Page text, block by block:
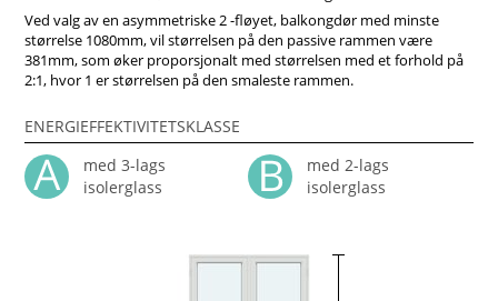
Ved valg av en asymmetriske 2 -fløyet, balkongdør med minste
størrelse 1080mm, vil størrelsen på den passive rammen være
381mm, som øker proporsjonalt med størrelsen med et forhold på
2:1, hvor 1 er størrelsen på den smaleste rammen.
ENERGIEFFEKTIVITETSKLASSE
med 3-lags
isolerglass
med 2-lags
isolerglass